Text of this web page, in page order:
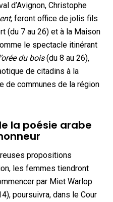
d’Avignon, Christophe
, feront office de jolis fils
(du 7 au 26) et à la Maison
le spectacle itinérant
du bois(du 8 au 26),
de citadins à la
de communes de la région
la poésie arabe
propositions
les femmes tiendront
par Miet Warlop
poursuivra, dans le Cour